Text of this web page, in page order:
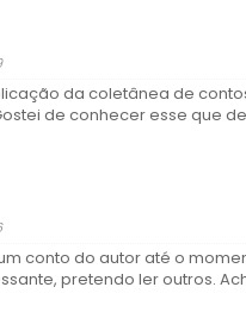
da coletânea de
de conhecer esse que
conto do autor até o
pretendo ler outros.